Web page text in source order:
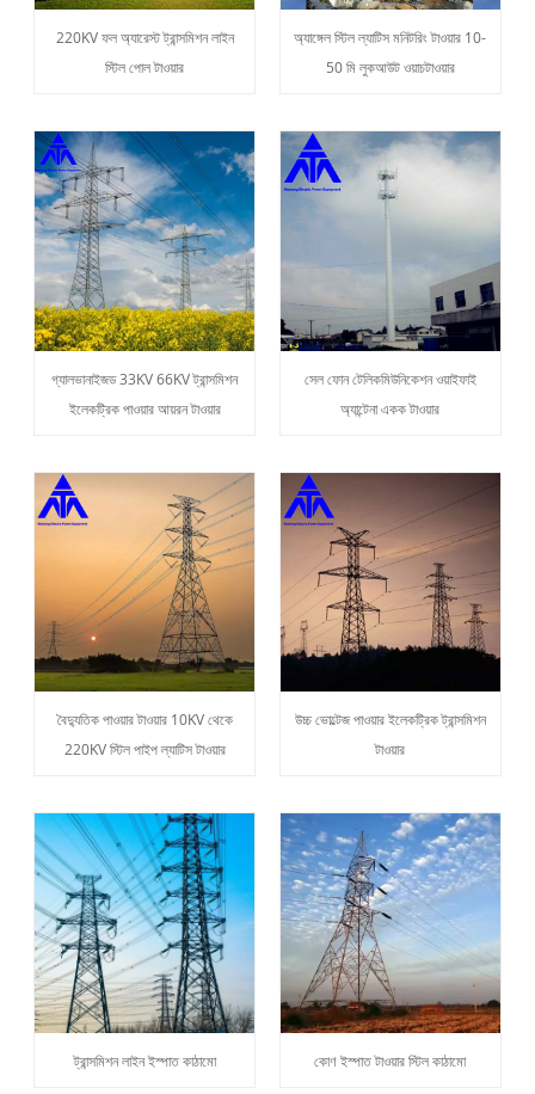
220KV ফল অ্যারেস্ট ট্রান্সমিশন লাইন
স্টিল পোল টাওয়ার
অ্যাঙ্গেল স্টিল ল্যাটিস মনিটরিং টাওয়ার 10-
50 মি লুকআউট ওয়াচটাওয়ার
গ্যালভানাইজড 33KV 66KV ট্রান্সমিশন
ইলেকট্রিক পাওয়ার আয়রন টাওয়ার
সেল ফোন টেলিকমিউনিকেশন ওয়াইফাই
অ্যান্টেনা একক টাওয়ার
বৈদ্যুতিক পাওয়ার টাওয়ার 10KV থেকে
220KV স্টিল পাইপ ল্যাটিস টাওয়ার
উচ্চ ভোল্টেজ পাওয়ার ইলেকট্রিক ট্রান্সমিশন
টাওয়ার
ট্রান্সমিশন লাইন ইস্পাত কাঠামো কোণ ইস্পাত টাওয়ার স্টিল কাঠামো